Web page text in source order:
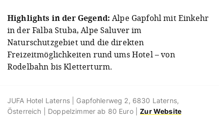
Highlights in der Gegend:Alpe Gapfohl mit Einkehr
in der Falba Stuba, Alpe Saluver im
Naturschutzgebiet und die direkten
Freizeitmöglichkeiten rund ums Hotel – von
Rodelbahn bis Kletterturm.
JUFA Hotel Laterns | Gapfohlerweg 2, 6830 Laterns,
Österreich | Doppelzimmer ab 80 Euro |Zur Website